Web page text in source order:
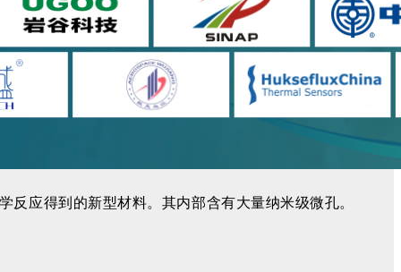
反 应得到的新型材料。 其内部含有大量纳米级微孔。